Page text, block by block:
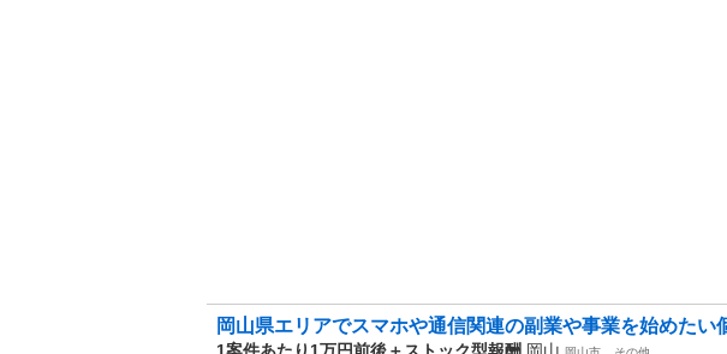
岡山県エリアでスマホや通信関連の副業や事業を始めたい
1案件あたり1万円前後＋ストック型報酬 岡山